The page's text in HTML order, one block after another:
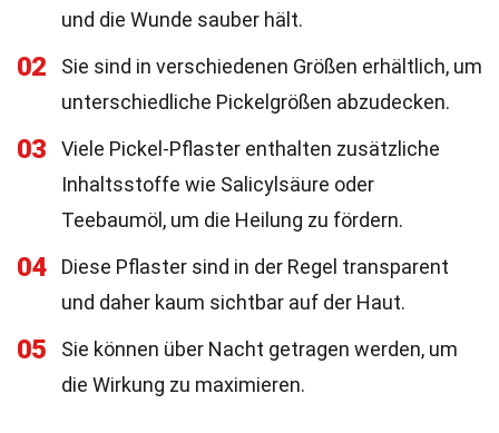
und die Wunde sauber hält.
02
Sie sind in verschiedenen Größen erhältlich, um
unterschiedliche Pickelgrößen abzudecken.
03
Viele Pickel-Pflaster enthalten zusätzliche
Inhaltsstoffe wie Salicylsäure oder
Teebaumöl, um die Heilung zu fördern.
04
Diese Pflaster sind in der Regel transparent
und daher kaum sichtbar auf der Haut.
05
Sie können über Nacht getragen werden, um
die Wirkung zu maximieren.